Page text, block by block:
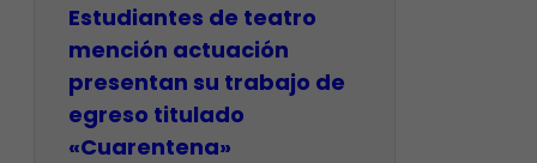
​Estudiantes de teatro
mención actuación
presentan su trabajo de
egreso titulado
«Cuarentena»